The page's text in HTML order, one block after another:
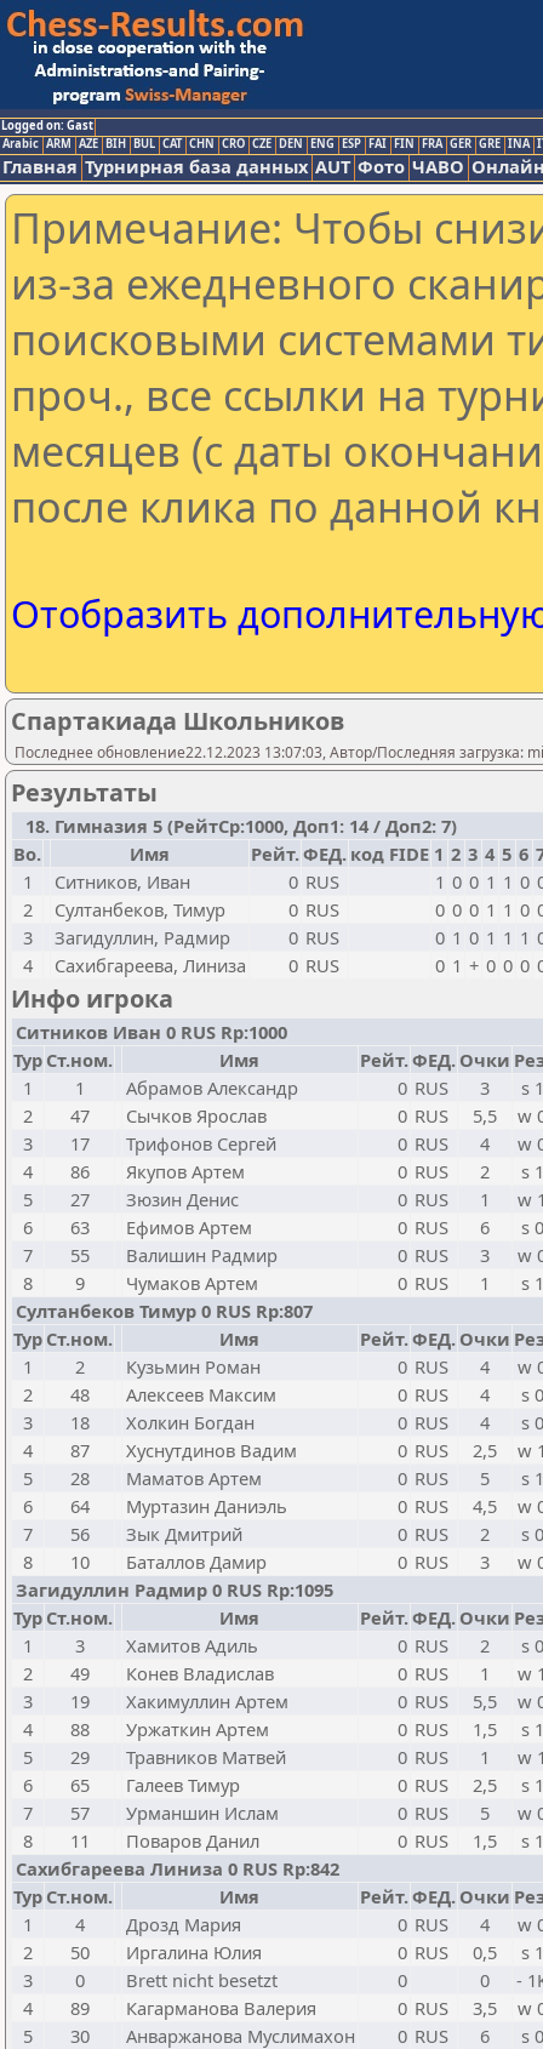
Logged on: Gast
Arabic ARM AZE BIH BUL CAT CHN CRO CZE DEN ENG ESP FAI FIN FRA GER GRE INA
Главная Турнирная база данных AUT Фото ЧАВО
Примечание: Чтобы
из-за ежедневного
поисковыми системами
проч., все ссылки на
месяцев (с даты
после клика по данной
Отобразить
Спартакиада Школьников
Последнее обновление22.12.2023 13:07:03, Автор/Последняя загрузка:
Результаты
18. Гимназия 5 (РейтСр:1000, Доп1: 14 / Доп2: 7)
Bo.
Имя Рейт.ФЕД. код FIDE 1 2 3 4 5 6
1
Ситников, Иван 0 RUS 1 0 0 1 1 0
2
Султанбеков, Тимур 0 RUS 0 0 0 1 1 0
3
Загидуллин, Радмир 0 RUS 0 1 0 1 1 1
4
Сахибгареева, Линиза 0 RUS 0 1 + 0 0 0
Инфо игрока
Ситников Иван 0 RUS Rp:1000
Тур Ст.ном. Имя Рейт.ФЕД. Очки
1
1 Абрамов Александр 0 RUS 3
s 1
2
47 Сычков Ярослав 0 RUS 5,5
w
3
17 Трифонов Сергей 0 RUS 4
w
4
86 Якупов Артем 0 RUS 2
s 1
5
27 Зюзин Денис 0 RUS 1
w
6
63 Ефимов Артем 0 RUS 6
s 0
7
55 Валишин Радмир 0 RUS 3
w
8
9 Чумаков Артем 0 RUS 1
s 1
Султанбеков Тимур 0 RUS Rp:807
Тур Ст.ном. Имя Рейт.ФЕД. Очки
1
2 Кузьмин Роман 0 RUS 4
w
2
48 Алексеев Максим 0 RUS 4
s 0
3
18 Холкин Богдан 0 RUS 4
s 0
4
87 Хуснутдинов Вадим 0 RUS 2,5
w
5
28 Маматов Артем 0 RUS 5
s 1
6
64 Муртазин Даниэль 0 RUS 4,5
w
7
56 Зык Дмитрий 0 RUS 2
s 0
8
10 Баталлов Дамир 0 RUS 3
w
Загидуллин Радмир 0 RUS Rp:1095
Тур Ст.ном. Имя Рейт.ФЕД. Очки
1
3 Хамитов Адиль 0 RUS 2
s 0
2
49 Конев Владислав 0 RUS 1
w
3
19 Хакимуллин Артем 0 RUS 5,5
w
4
88 Уржаткин Артем 0 RUS 1,5
s 1
5
29 Травников Матвей 0 RUS 1
w
6
65 Галеев Тимур 0 RUS 2,5
s 1
7
57 Урманшин Ислам 0 RUS 5
w
8
11 Поваров Данил 0 RUS 1,5
s 1
Сахибгареева Линиза 0 RUS Rp:842
Тур Ст.ном. Имя Рейт.ФЕД. Очки
1
4 Дрозд Мария 0 RUS 4
w
2
50 Иргалина Юлия 0 RUS 0,5
s 1
3
0 Brett nicht besetzt 0 0
-
4
89 Кагарманова Валерия 0 RUS 3,5
w
5
30 Анваржанова Муслимахон 0 RUS 6
s 0